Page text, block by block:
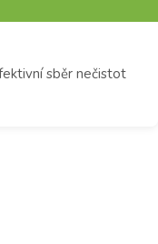
sběr nečistot